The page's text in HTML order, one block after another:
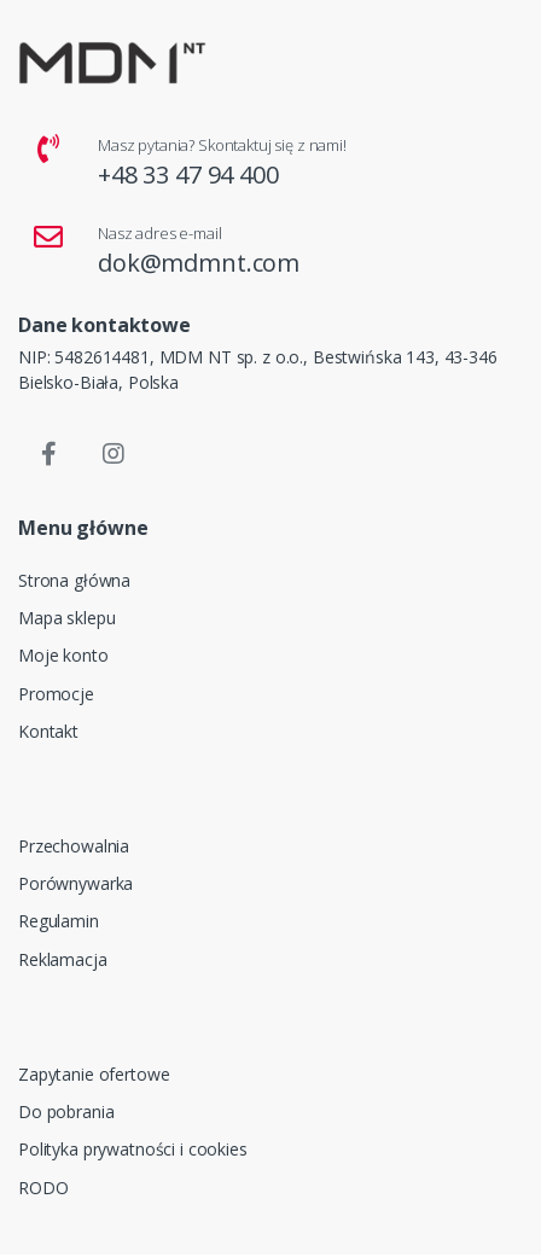
Masz pytania? Skontaktuj się z nami!
+48 33 47 94 400
Nasz adres e-mail
dok@mdmnt.com
Dane kontaktowe
NIP: 5482614481, MDM NT sp. z o.o., Bestwińska 143, 43-346
Bielsko-Biała, Polska
Menu główne
Strona główna
Mapa sklepu
Moje konto
Promocje
Kontakt
Przechowalnia
Porównywarka
Regulamin
Reklamacja
Zapytanie ofertowe
Do pobrania
Polityka prywatności i cookies
RODO